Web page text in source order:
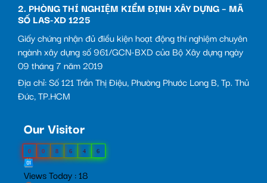
2. PHÒNG THÍ NGHIỆM KIỂM ĐỊNH XÂY DỰNG – MÃ
SỐ LAS-XD 1225
Giấy chứng nhận đủ điều kiện hoạt động thí nghiệm chuyên
ngành xây dựng số 961/GCN-BXD của Bộ Xây dựng ngày
09 tháng 7 năm 2019
Địa chỉ: Số 121 Trần Thị Điệu, Phường Phước Long B, Tp. Thủ
Đức, TP.HCM
Our Visitor
0 0 8 6 4 6
Views Today : 18